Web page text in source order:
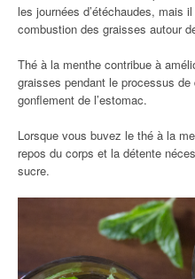
les journées d’étéchaudes, mais
combustion des graisses autour
Thé à la menthe contribue à
graisses pendant le processus
gonflement de l’estomac.
Lorsque vous buvez le thé à la
repos du corps et la détente
sucre.